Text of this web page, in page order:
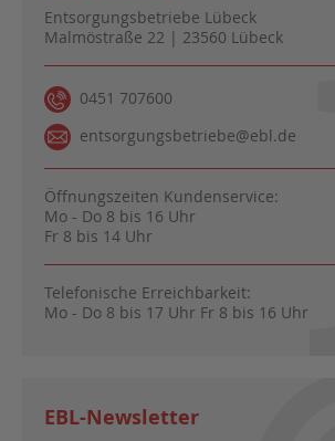
Entsorgungsbetriebe Lübeck
Malmöstraße 22 | 23560 Lübeck
0451 707600
entsorgungsbetriebe@ebl.de
Öffnungszeiten Kundenservice:
Mo - Do 8 bis 16 Uhr
Fr 8 bis 14 Uhr
Telefonische Erreichbarkeit:
Mo - Do 8 bis 17 Uhr Fr 8 bis 16 Uhr
EBL-Newsletter